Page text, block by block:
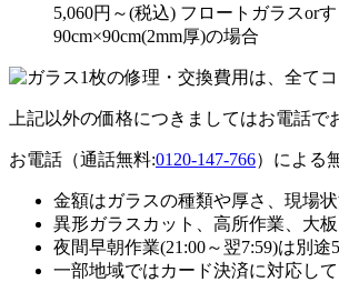
5,060円～(税込) フロートガラスor
90cm×90cm(2mm厚)の場合
上記以外の価格につきましてはお電話で
お電話（通話無料:0120-147-766）による
金額はガラスの種類や厚さ、現場
異形ガラスカット、高所作業、大
夜間早朝作業(21:00～翌7:59)は別途
一部地域ではカード決済に対応し